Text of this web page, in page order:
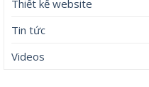
Thiết kế website
Tin tức
Videos